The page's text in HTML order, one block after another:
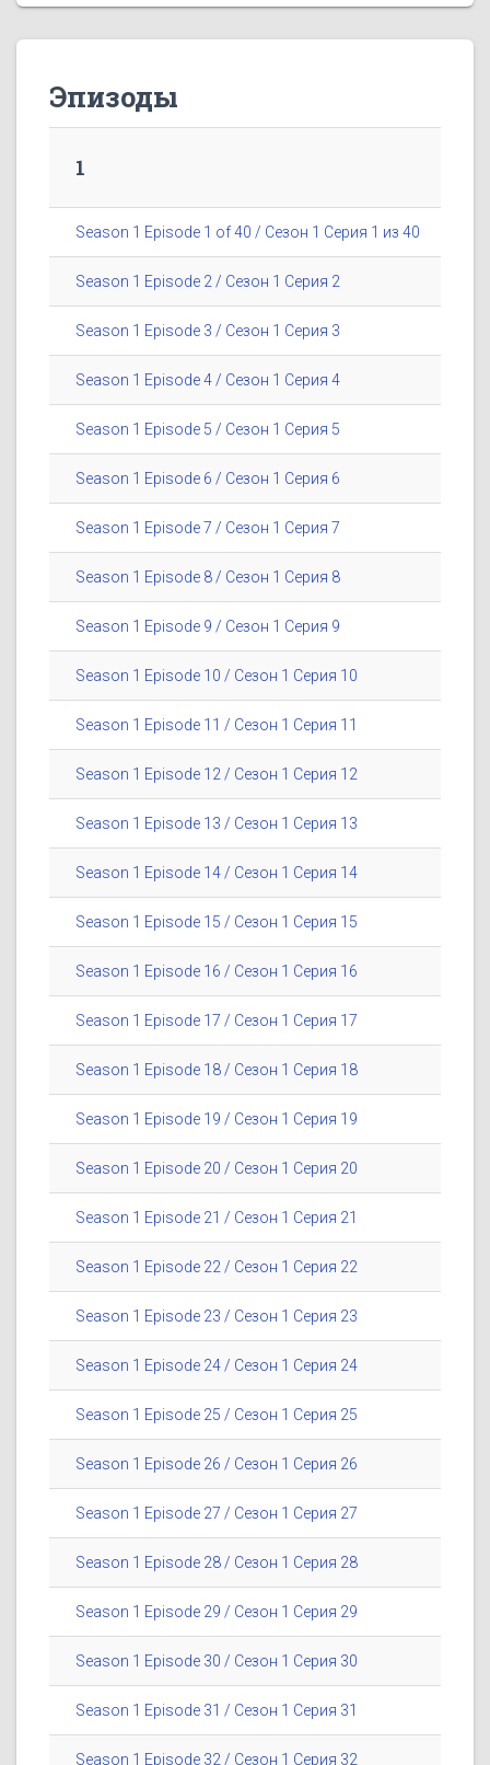
Эпизоды
1
Season 1 Episode 1 of 40 / Сезон 1 Серия 1 из 40
Season 1 Episode 2 / Сезон 1 Серия 2
Season 1 Episode 3 / Сезон 1 Серия 3
Season 1 Episode 4 / Сезон 1 Серия 4
Season 1 Episode 5 / Сезон 1 Серия 5
Season 1 Episode 6 / Сезон 1 Серия 6
Season 1 Episode 7 / Сезон 1 Серия 7
Season 1 Episode 8 / Сезон 1 Серия 8
Season 1 Episode 9 / Сезон 1 Серия 9
Season 1 Episode 10 / Сезон 1 Серия 10
Season 1 Episode 11 / Сезон 1 Серия 11
Season 1 Episode 12 / Сезон 1 Серия 12
Season 1 Episode 13 / Сезон 1 Серия 13
Season 1 Episode 14 / Сезон 1 Серия 14
Season 1 Episode 15 / Сезон 1 Серия 15
Season 1 Episode 16 / Сезон 1 Серия 16
Season 1 Episode 17 / Сезон 1 Серия 17
Season 1 Episode 18 / Сезон 1 Серия 18
Season 1 Episode 19 / Сезон 1 Серия 19
Season 1 Episode 20 / Сезон 1 Серия 20
Season 1 Episode 21 / Сезон 1 Серия 21
Season 1 Episode 22 / Сезон 1 Серия 22
Season 1 Episode 23 / Сезон 1 Серия 23
Season 1 Episode 24 / Сезон 1 Серия 24
Season 1 Episode 25 / Сезон 1 Серия 25
Season 1 Episode 26 / Сезон 1 Серия 26
Season 1 Episode 27 / Сезон 1 Серия 27
Season 1 Episode 28 / Сезон 1 Серия 28
Season 1 Episode 29 / Сезон 1 Серия 29
Season 1 Episode 30 / Сезон 1 Серия 30
Season 1 Episode 31 / Сезон 1 Серия 31
Season 1 Episode 32 / Сезон 1 Серия 32